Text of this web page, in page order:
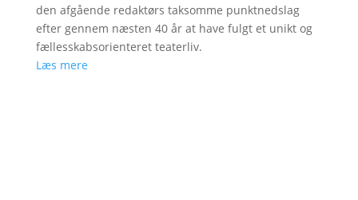
den afgående redaktørs taksomme punktnedslag
efter gennem næsten 40 år at have fulgt et unikt og
fællesskabsorienteret teaterliv.
Læs mere